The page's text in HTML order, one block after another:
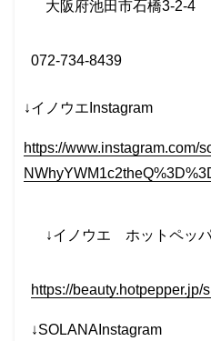
大阪府池田市石橋3-2-4
072-734-8439
↓イノウエInstagram
https://www.instagram.com/
↓イノウエ ホットペッ
https://
↓SOLANAInstagram